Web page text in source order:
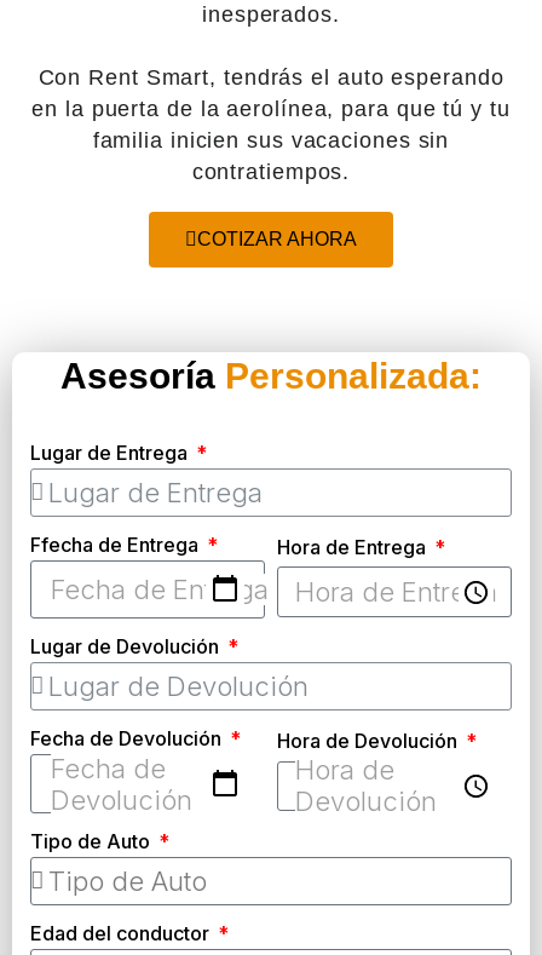
inesperados.
Con Rent Smart, tendrás el auto esperando
en la puerta de la aerolínea, para que tú y tu
familia inicien sus vacaciones sin
contratiempos.
COTIZAR AHORA
Asesoría Personalizada:
Lugar de Entrega
Ffecha de Entrega
Fecha de Devolución
Tipo de Auto
Lugar de Devolución
Hora de Entrega
Hora de Devolución
Edad del conductor